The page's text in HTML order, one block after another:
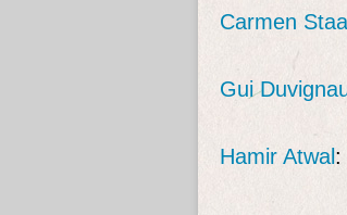
Carmen
Gui
Hamir Atwal :